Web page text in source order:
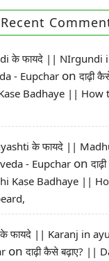
Recent
के फायदे || NIrgundi
- Eupchar onदाढ़ी
Badhaye || How
के फायदे ||
- Eupchar on
Kase Badhaye ||
फायदे || Karanj in
onदाढ़ी कैसे बढ़ाए? ||